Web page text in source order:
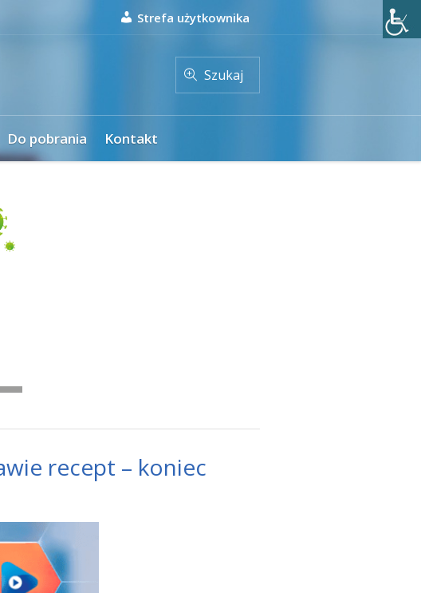
Strefa użytkownika
Szukaj
Do pobrania Kontakt
recept – koniec